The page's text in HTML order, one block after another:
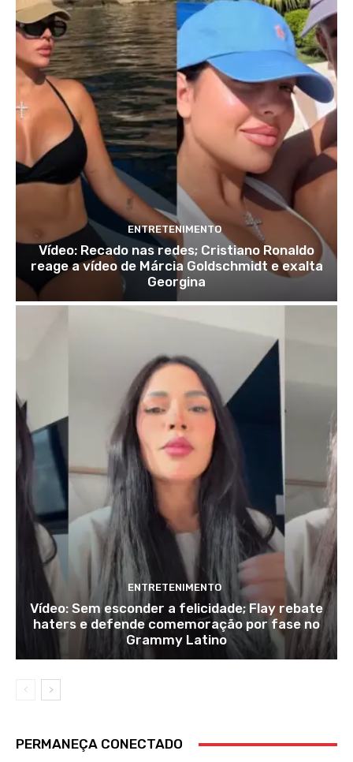
ENTRETENIMENTO
Vídeo: Recado nas redes; Cristiano Ronaldo
reage a vídeo de Márcia Goldschmidt e exalta
Georgina
ENTRETENIMENTO
Vídeo: Sem esconder a felicidade; Flay rebate
haters e defende comemoração por fase no
Grammy Latino
PERMANEÇA CONECTADO